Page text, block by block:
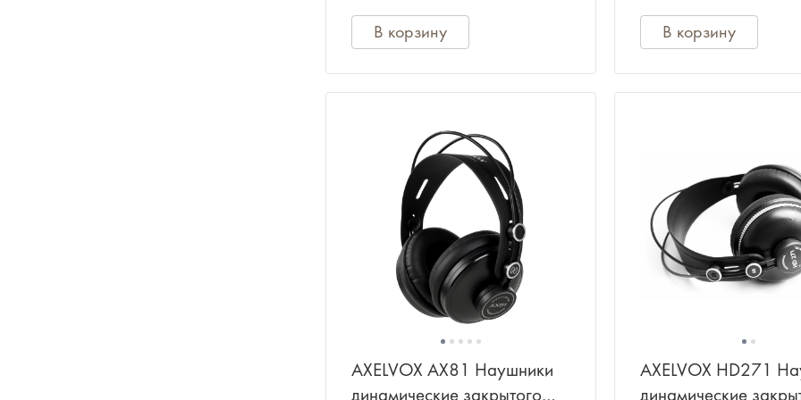
В корзину В корзину
AXELVOX AX81 Наушники
динамические закрытого
AXELVOX HD271
динамические